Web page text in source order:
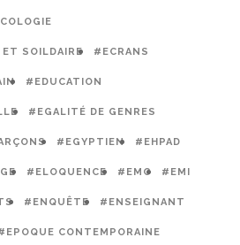
SOILDAIRE #ECRANS
#EDUCATION
#EGALITÉ DE GENRES
#EGYPTIEN #EHPAD
#ELOQUENCE #EMC #EMI
#ENQUÊTE #ENSEIGNANT
CONTEMPORAINE